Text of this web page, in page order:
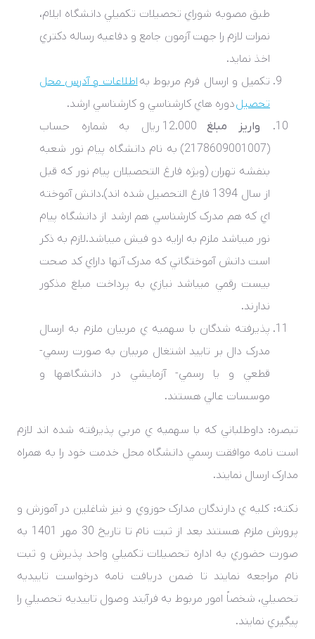
طبق مصوبه شوراي تحصيلات تکميلي دانشگاه ايلام،
نمرات لازم را جهت آزمون جامع و دفاعيه رساله دکتري
اخذ نمايد.
تکميل و ارسال فرم مربوط بهاطلاعات و آدرس محل
تحصيلدوره هاي کارشناسي و کارشناسي ارشد.
واريز مبلغ
12.000 ريال به شماره حساب
(2178609001007) به نام دانشگاه پيام­ نور شعبه
بنفشه تهران (ويژه فارغ ­التحصيلان پيام ­نور که قبل
از سال 1394 فارغ التحصيل شده ­اند).دانش آموخته
اي که هم مدرک کارشناسي هم ارشد از دانشگاه پيام
نور ميباشد ملزم به ارايه دو فيش ميباشد.لازم به ذکر
است دانش آموختگاني که مدرک آنها داراي کد صحت
بيست رقمي ميباشد نيازي به پرداخت مبلغ مذکور
ندارند.
پذيرفته­ شدگان با سهميه­ ي مربيان ملزم به ارسال
مدرک دال بر تاييد اشتغال مربيان به صورت رسمي-
قطعي و يا رسمي- آزمايشي در دانشگاهها و
موسسات عالي هستند.
تبصره: داوطلباني که با سهميه­ ي مربي پذيرفته شده ­اند لازم
است نامه موافقت رسمي دانشگاه محل خدمت خود را به همراه
مدارک ارسال نمايند.
نکته: کليه ي دارندگان مدارک حوزوي و نيز شاغلين در آموزش و
پرورش ملزم هستند بعد از ثبت نام تا تاريخ 30 مهر 1401 به
صورت حضوري به اداره تحصيلات تکميلي واحد پذيرش و ثبت
نام مراجعه نمايند تا ضمن دريافت نامه درخواست تاييديه
تحصيلي، شخصاً امور مربوط به فرآيند وصول تاييديه تحصيلي را
پيگيري نمايند.